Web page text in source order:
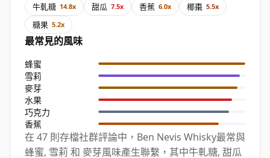
牛軋糖 14.8x 甜瓜 7.5x 香蕉 6.0x 椰棗 5.5x
糖果 5.2x
最常見的風味
蜂蜜
雪莉
麥芽
水果
巧克力
香蕉
在 47 則存檔社群評論中，Ben Nevis Whisky最常與
蜂蜜, 雪莉 和 麥芽風味產生聯繫，其中牛軋糖, 甜瓜